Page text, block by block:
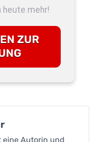
heute mehr!
ZUR
eine Autorin und